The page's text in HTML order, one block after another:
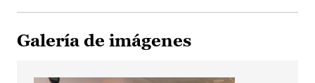
Galería de imágenes